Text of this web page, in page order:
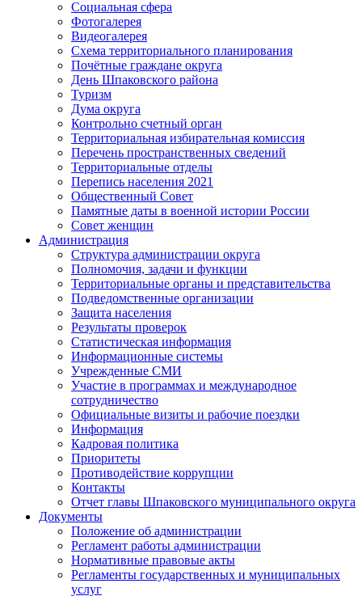
Социальная сфера
Фотогалерея
Видеогалерея
Схема территориального планирования
Почётные граждане округа
День Шпаковского района
Туризм
Дума округа
Контрольно счетный орган
Территориальная избирательная комиссия
Перечень пространственных сведений
Территориальные отделы
Перепись населения 2021
Общественный Совет
Памятные даты в военной истории России
Совет женщин
Администрация
Структура администрации округа
Полномочия, задачи и функции
Территориальные органы и представительства
Подведомственные организации
Защита населения
Результаты проверок
Статистическая информация
Информационные системы
Учрежденные СМИ
Участие в программах и международное
сотрудничество
Официальные визиты и рабочие поездки
Информация
Кадровая политика
Приоритеты
Противодействие коррупции
Контакты
Отчет главы Шпаковского муниципального округа
Документы
Положение об администрации
Регламент работы администрации
Нормативные правовые акты
Регламенты государственных и муниципальных
услуг